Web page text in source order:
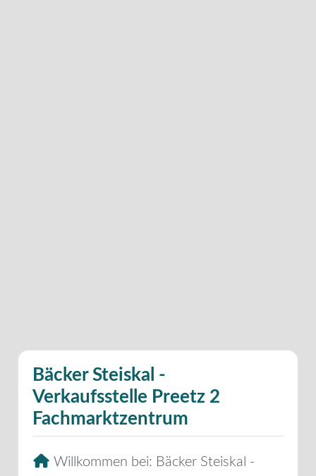
Bäcker Steiskal -
Verkaufsstelle Preetz 2
Fachmarktzentrum
Willkommen bei: Bäcker Steiskal -